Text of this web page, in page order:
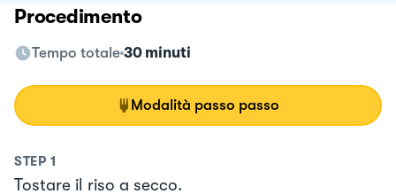
Procedimento
Tempo totale 30 minuti
Modalità passo passo
STEP 1
Tostare il riso a secco.